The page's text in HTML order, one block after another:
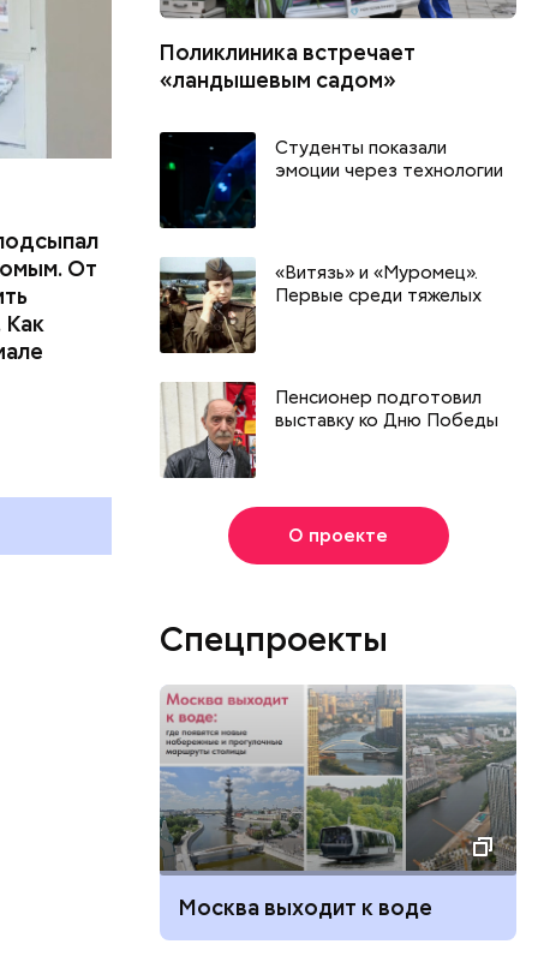
От
Поликлиника встречает
«ландышевым садом»
Студенты показали
эмоции через технологии
«Витязь» и «Муромец».
Первые среди тяжелых
Пенсионер подготовил
выставку ко Дню Победы
О проекте
Спецпроекты
Москва выходит к воде